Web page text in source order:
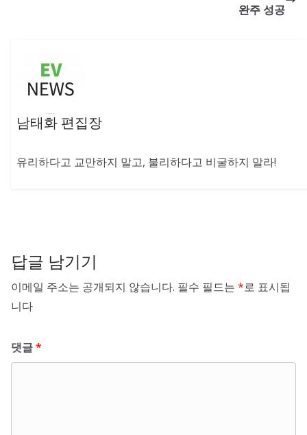
완주 성공
남태화 편집장
유리하다고 교만하지 말고, 불리하다고 비굴하지 말라!
답글 남기기
이메일 주소는 공개되지 않습니다. 필수 필드는 *로 표시됩
니다
댓글*